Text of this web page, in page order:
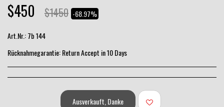
$450 $1450 -68.97%
Art.Nr.:7b 144
Rücknahmegarantie:Return Accept in 10 Days
Ausverkauft, Danke